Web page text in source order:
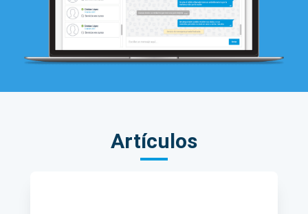
Artículos